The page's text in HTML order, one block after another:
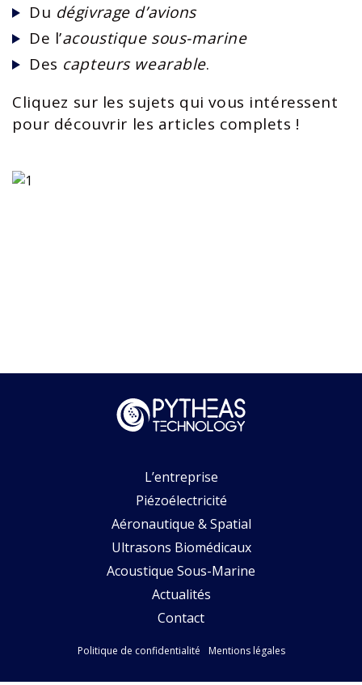
Du dégivrage d’avions
De l’acoustique sous-marine
Des capteurs wearable.
Cliquez sur les sujets qui vous intéressent
pour découvrir les articles complets !
L’entreprise
Piézoélectricité
Aéronautique & Spatial
Ultrasons Biomédicaux
Acoustique Sous-Marine
Actualités
Contact
Politique de confidentialité Mentions légales